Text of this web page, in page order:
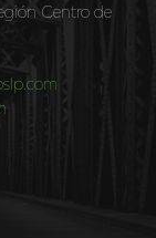
Centro de